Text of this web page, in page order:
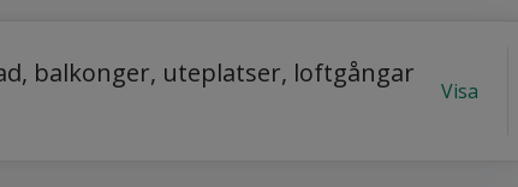
balkonger, uteplatser, loftgångar
Visa